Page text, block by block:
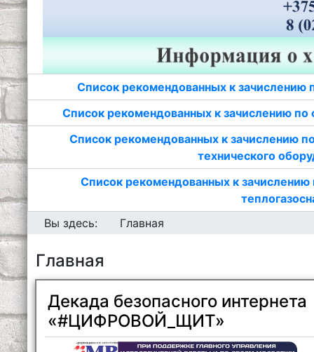
Список рекомендованных к зачислению
Список рекомендованных к зачислению
Список рекомендованных к зачислению
технического
Список рекомендованных к
Вы здесь:
Главная
Главная
Декада безопасного интернета
«#ЦИФРОВОЙ_ЩИТ»